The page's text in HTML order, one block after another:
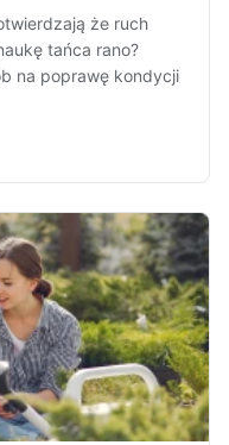
że ruch
tańca rano?
na poprawę kondycji